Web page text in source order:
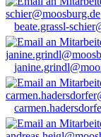
beate.grassl-